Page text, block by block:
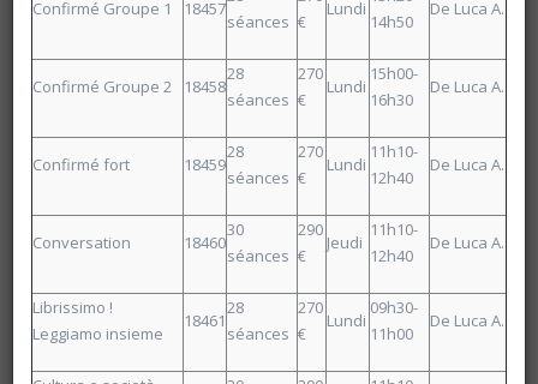
Confirmé Groupe 1 18457
séances €
Lundi
14h50
De Luca A.
Confirmé Groupe 2 18458
28
séances
270
€
Lundi
15h00-
16h30
De Luca A.
Confirmé fort 18459
28
séances
270
€
Lundi
11h10-
12h40
De Luca A.
Conversation 18460
30
séances
290
€
Jeudi
11h10-
12h40
De Luca A.
Librissimo !
Leggiamo insieme
18461
28
séances
270
€
Lundi
09h30-
11h00
De Luca A.